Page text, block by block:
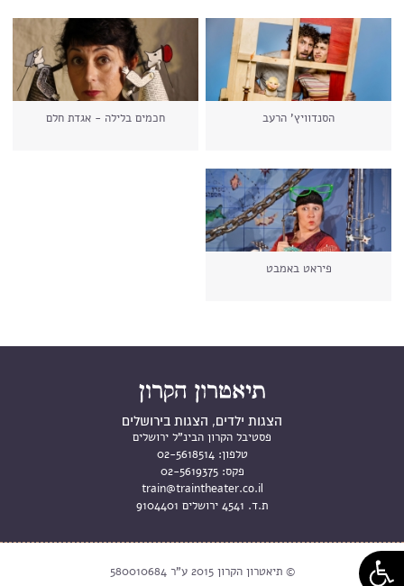
הסנדוויץ' הרעב חכמים בלילה - אגדת חלם
פיראט באמבט
הצגות ילדים, הצגות בירושלים
פסטיבל הקרון הבינ"ל ירושלים
טלפון: 02-5618514
פקס: 02-5619375
train@traintheater.co.il
ת.ד. 4541 ירושלים 9104401
© תיאטרון הקרון 2015 ע"ר 580010684